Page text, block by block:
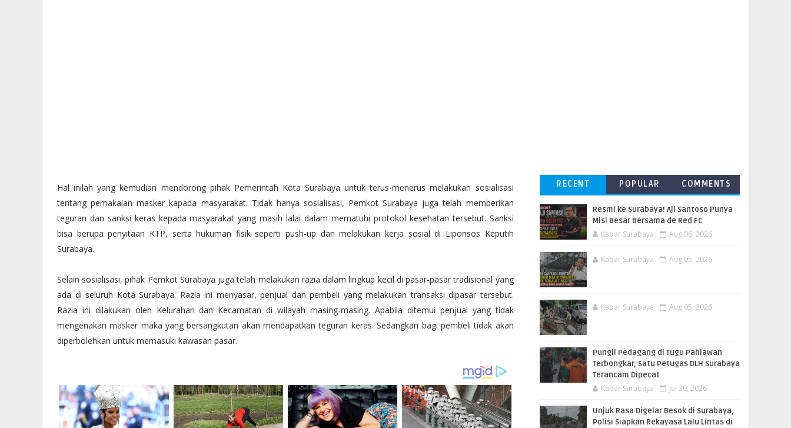
Hal inilah yang kemudian mendorong pihak Pemerintah Kota Surabaya untuk terus-menerus melakukan sosialisasi
tentang pemakaian masker kapada masyarakat. Tidak hanya sosialisasi, Pemkot Surabaya juga telah memberikan
teguran dan sanksi keras kepada masyarakat yang masih lalai dalam mematuhi protokol kesehatan tersebut. Sanksi
bisa berupa penyitaan KTP, serta hukuman fisik seperti push-up dan melakukan kerja sosial di Liponsos Keputih
Surabaya.
Selain sosialisasi, pihak Pemkot Surabaya juga telah melakukan razia dalam lingkup kecil di pasar-pasar tradisional yang
ada di seluruh Kota Surabaya. Razia ini menyasar, penjual dan pembeli yang melakukan transaksi dipasar tersebut.
Razia ini dilakukan oleh Kelurahan dan Kecamatan di wilayah masing-masing. Apabila ditemui penjual yang tidak
mengenakan masker maka yang bersangkutan akan mendapatkan teguran keras. Sedangkan bagi pembeli tidak akan
diperbolehkan untuk memasuki kawasan pasar.
RECENT POPULAR COMMENTS
Resmi ke Surabaya! Aji Santoso Punya
Misi Besar Bersama de Red FC
Kabar Surabaya Aug 06, 2026
Kabar Surabaya Aug 05, 2026
Kabar Surabaya Aug 05, 2026
Pungli Pedagang di Tugu Pahlawan
Terbongkar, Satu Petugas DLH Surabaya
Terancam Dipecat
Kabar Surabaya Jul 30, 2026
Unjuk Rasa Digelar Besok di Surabaya,
Polisi Siapkan Rekayasa Lalu Lintas di